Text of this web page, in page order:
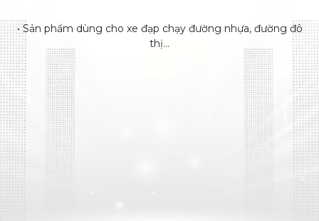
• Sản phẩm dùng cho xe đạp chạy đường nhựa, đường đô
thị...